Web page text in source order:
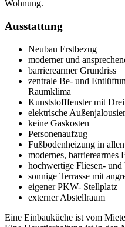
Wohnung.
Ausstattung
Neubau Erstbezug
moderner und
barrierearmer Grundriss
zentrale Be- und
Raumklima
Kunststofffenster mit
elektrische
keine Gaskosten
Personenaufzug
Fußbodenheizung in
modernes, barrierearmes
hochwertige Fliesen-
sonnige Terrasse mit
eigener PKW- Stellplatz
externer Abstellraum
Eine Einbauküche ist vom